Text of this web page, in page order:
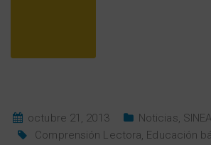
octubre 21, 2013 Noticias,
Comprensión Lectora, Educación